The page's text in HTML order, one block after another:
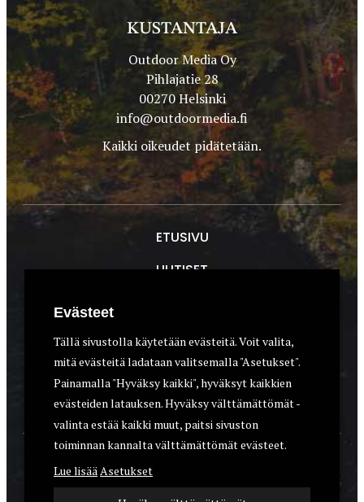
KUSTANTAJA
Outdoor Media Oy
Pihlajatie 28
00270 Helsinki
info@outdoormedia.fi
Kaikki oikeudet pidätetään.
ETUSIVU
UUTISET
ASEET & OPTIIKKA
VARUSTEET
KOIRAT
YHTEYSTIEDOT
REKISTERISELOSTE
Evästeet
Tällä sivustolla käytetään evästeitä. Voit valita,
mitä evästeitä ladataan valitsemalla "Asetukset".
Painamalla "Hyväksy kaikki", hyväksyt kaikkien
evästeiden latauksen. Hyväksy välttämättömät -
valinta estää kaikki muut, paitsi sivuston
toiminnan kannalta välttämättömät evästeet.
Lue lisääAsetukset